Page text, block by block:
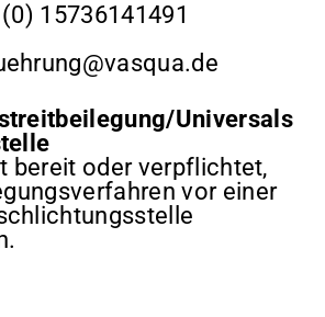
15736141491
Universals
bereit oder verpflichtet,
vor einer